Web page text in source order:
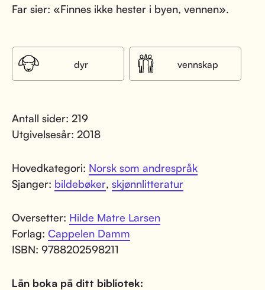
Far sier: «Finnes ikke hester i byen, vennen».
dyr vennskap
Antall sider: 219
Utgivelsesår: 2018
Hovedkategori: Norsk som andrespråk
Sjanger: bildebøker, skjønnlitteratur
Oversetter: Hilde Matre Larsen
Forlag: Cappelen Damm
ISBN: 9788202598211
Lån boka på ditt bibliotek: